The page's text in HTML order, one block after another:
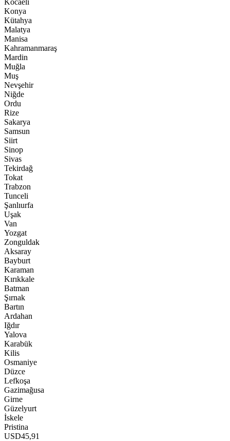
Kocaeli
Konya
Kütahya
Malatya
Manisa
Kahramanmaraş
Mardin
Muğla
Muş
Nevşehir
Niğde
Ordu
Rize
Sakarya
Samsun
Siirt
Sinop
Sivas
Tekirdağ
Tokat
Trabzon
Tunceli
Şanlıurfa
Uşak
Van
Yozgat
Zonguldak
Aksaray
Bayburt
Karaman
Kırıkkale
Batman
Şırnak
Bartın
Ardahan
Iğdır
Yalova
Karabük
Kilis
Osmaniye
Düzce
Lefkoşa
Gazimağusa
Girne
Güzelyurt
İskele
Pristina
USD45,91